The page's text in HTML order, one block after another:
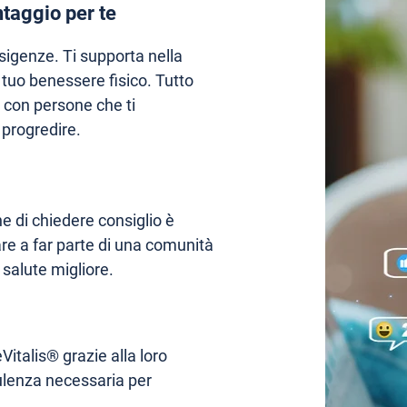
per te
Ti supporta nella
benessere fisico. Tutto
persone che ti
di chiedere consiglio è
a far parte di una comunità
migliore.
grazie alla loro
necessaria per